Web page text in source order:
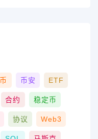
币安 ETF
合约 稳定币
协议 Web3